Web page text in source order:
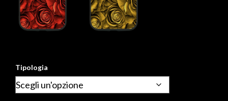
Tipologia